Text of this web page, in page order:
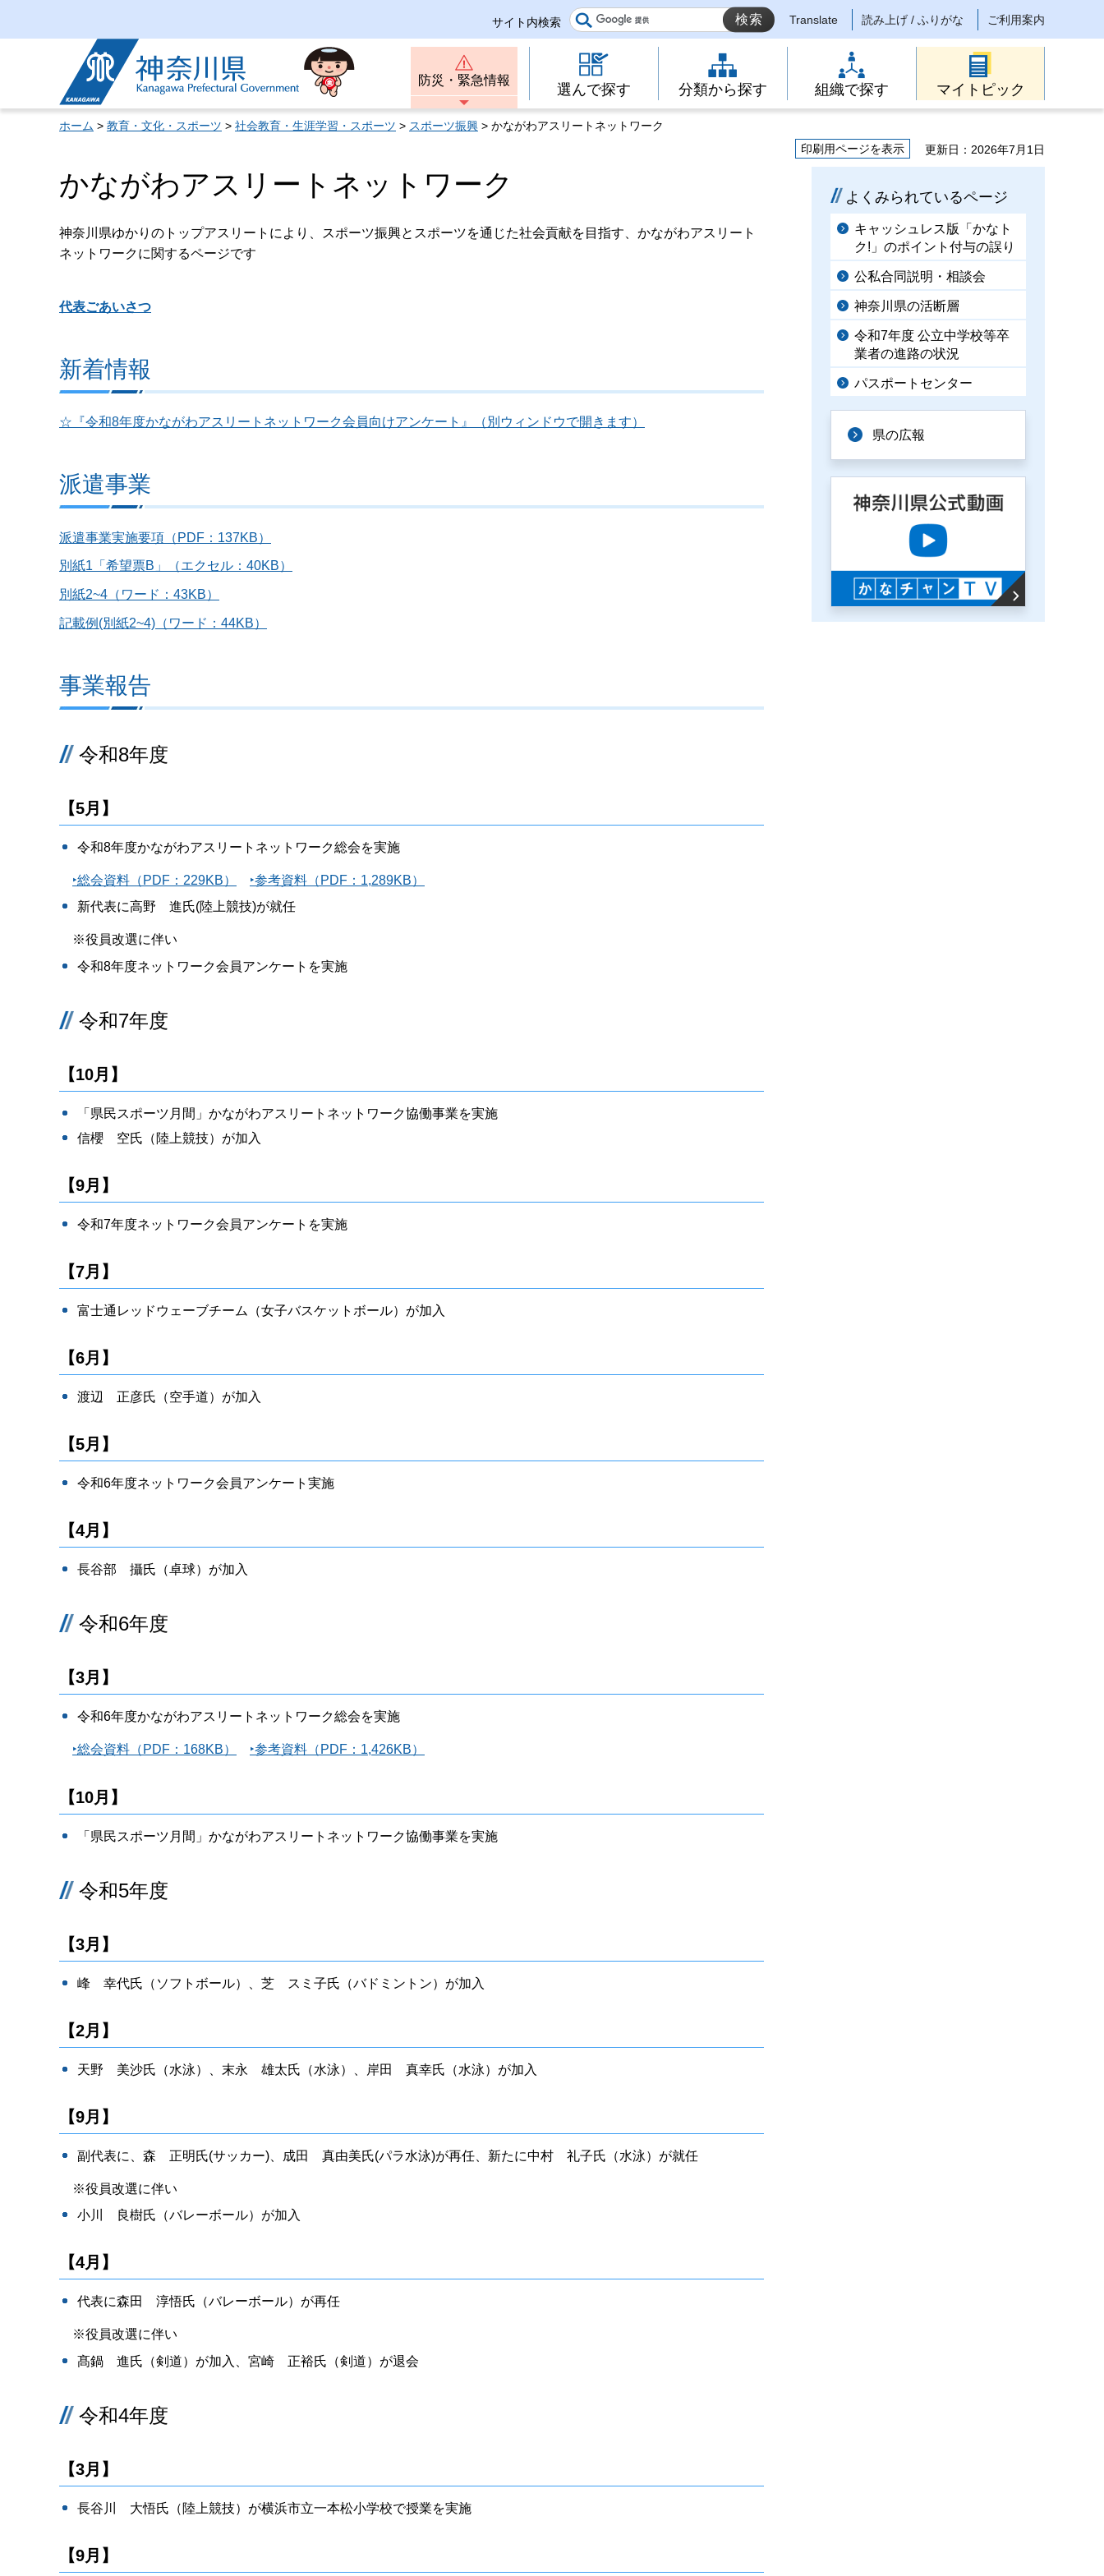
サイト内検索 Translate 読み上げ / ふりがな ご利用案内
神奈川県
防災・緊急情報
選んで探す 分類から探す 組織で探す マイトピック
ホーム > 教育・文化・スポーツ > 社会教育・生涯学習・スポーツ > スポーツ振興 > かながわアスリートネットワーク
印刷用ページを表示
更新日：2026年7月1日
かながわアスリートネットワーク
神奈川県ゆかりのトップアスリートにより、スポーツ振興とスポーツを通じた社会貢献を目指す、かながわアスリート
ネットワークに関するページです
代表ごあいさつ
新着情報
☆『令和8年度かながわアスリートネットワーク会員向けアンケート』（別ウィンドウで開きます）
派遣事業
派遣事業実施要項（PDF：137KB）
別紙1「希望票B」（エクセル：40KB）
別紙2~4（ワード：43KB）
記載例(別紙2~4)（ワード：44KB）
事業報告
令和8年度
【5月】
令和8年度かながわアスリートネットワーク総会を実施
‣総会資料（PDF：229KB）
‣参考資料（PDF：1,289KB）
新代表に高野 進氏(陸上競技)が就任
※役員改選に伴い
令和8年度ネットワーク会員アンケートを実施
令和7年度
【10月】
「県民スポーツ月間」かながわアスリートネットワーク協働事業を実施
信櫻 空氏（陸上競技）が加入
【9月】
令和7年度ネットワーク会員アンケートを実施
【7月】
富士通レッドウェーブチーム（女子バスケットボール）が加入
【6月】
渡辺 正彦氏（空手道）が加入
【5月】
令和6年度ネットワーク会員アンケート実施
【4月】
長谷部 攝氏（卓球）が加入
令和6年度
【3月】
令和6年度かながわアスリートネットワーク総会を実施
‣総会資料（PDF：168KB） ‣参考資料（PDF：1,426KB）
【10月】
「県民スポーツ月間」かながわアスリートネットワーク協働事業を実施
令和5年度
【3月】
峰 幸代氏（ソフトボール）、芝 スミ子氏（バドミントン）が加入
【2月】
天野 美沙氏（水泳）、末永 雄太氏（水泳）、岸田 真幸氏（水泳）が加入
【9月】
副代表に、森 正明氏(サッカー)、成田 真由美氏(パラ水泳)が再任、新たに中村 礼子氏（水泳）が就任
※役員改選に伴い
小川 良樹氏（バレーボール）が加入
【4月】
代表に森田 淳悟氏（バレーボール）が再任
※役員改選に伴い
髙鍋 進氏（剣道）が加入、宮崎 正裕氏（剣道）が退会
令和4年度
【3月】
長谷川 大悟氏（陸上競技）が横浜市立一本松小学校で授業を実施
【9月】
よくみられているページ
キャッシュレス版「かなト
ク!」のポイント付与の誤り
公私合同説明・相談会
神奈川県の活断層
令和7年度 公立中学校等卒
業者の進路の状況
パスポートセンター
県の広報